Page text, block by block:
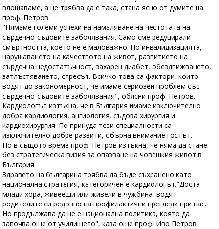
влошаваме, а не трябва да е така, стана ясно от думите на
проф. Петров.
"Нямаме големи успехи на намаляване на честотата на
сърдечно-съдовите заболявания. Само сме редуцирали
смъртността, което не е маловажно. Но инвалидизацията,
нарушаването на качеството на живот, развитието на
сърдечна недостатъчност, захарен диабет, обездвижването,
затлъстяването, стресът. Всичко това са фактори, които
водят до закономерност, че имаме сериозен проблем със
сърдечно-съдовите заболявания", обясни проф. Петров.
Кардиологът изтъкна, че в България имаме изключително
добра кардиология, ангиология, съдова хирургия и
кардиохирургия. По принуда тези специалности са
изключително добре развити, обърна внимание гостът.
Но в същото време проф. Петров изтъкна, че няма да стане
без стратегическа визия за опазване на човешкия живот в
България.
Здравето на българина трябва да бъде съхранено като
национална стратегия, категоричен е кардиологът."Доста
млади хора, живеещи или живели в чужбина, водят
родителите си редовно на профилактични прегледи при нас.
Но продължава да не е национална политика, която да
започва още от училището", каза още проф. Иво Петров.